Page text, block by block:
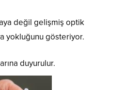
değil gelişmiş optik
yokluğunu gösteriyor.
duyurulur.